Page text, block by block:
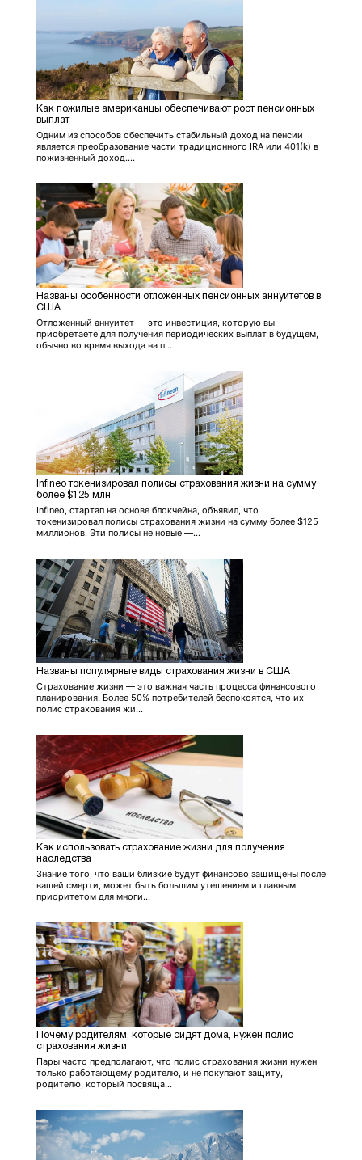
Как пожилые американцы обеспечивают рост пенсионных
выплат
Одним из способов обеспечить стабильный доход на пенсии
является преобразование части традиционного IRA или 401(k) в
пожизненный доход....
Названы особенности отложенных пенсионных аннуитетов в
США
Отложенный аннуитет — это инвестиция, которую вы
приобретаете для получения периодических выплат в будущем,
обычно во время выхода на п...
Infineo токенизировал полисы страхования жизни на сумму
более $125 млн
Infineo, стартап на основе блокчейна, объявил, что
токенизировал полисы страхования жизни на сумму более $125
миллионов. Эти полисы не новые —...
Названы популярные виды страхования жизни в США
Страхование жизни — это важная часть процесса финансового
планирования. Более 50% потребителей беспокоятся, что их
полис страхования жи...
Как использовать страхование жизни для получения
наследства
Знание того, что ваши близкие будут финансово защищены после
вашей смерти, может быть большим утешением и главным
приоритетом для многи...
Почему родителям, которые сидят дома, нужен полис
страхования жизни
Пары часто предполагают, что полис страхования жизни нужен
только работающему родителю, и не покупают защиту,
родителю, который посвяща...